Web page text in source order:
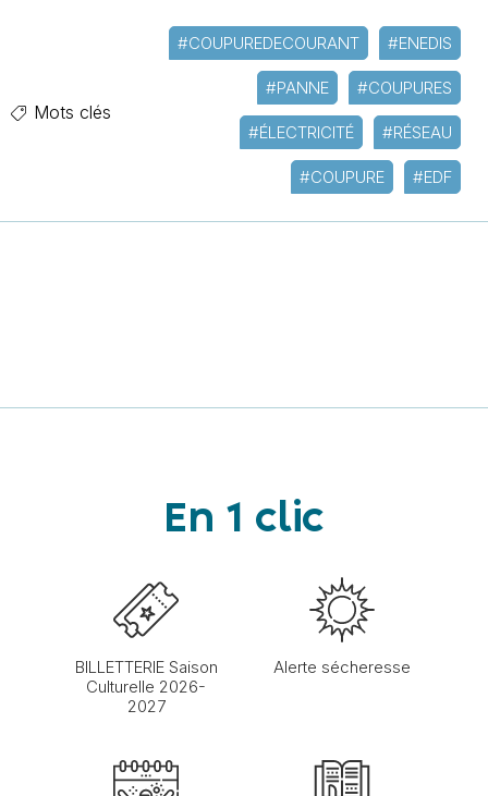
Mots clés
#COUPUREDECOURANT #ENEDIS
#PANNE #COUPURES
#ÉLECTRICITÉ #RÉSEAU
#COUPURE #EDF
En 1 clic
BILLETTERIE Saison
Culturelle 2026-
2027
Alerte sécheresse